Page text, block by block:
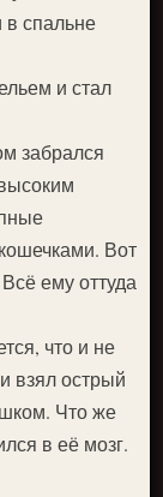
спальне
и стал
забрался
Вот
ему оттуда
что и не
взял острый
Что же
в её мозг.